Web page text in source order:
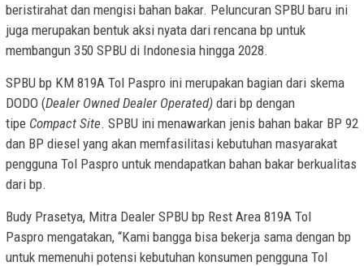
beristirahat dan mengisi bahan bakar. Peluncuran SPBU baru ini
juga merupakan bentuk aksi nyata dari rencana bp untuk
membangun 350 SPBU di Indonesia hingga 2028.
SPBU bp KM 819A Tol Paspro ini merupakan bagian dari skema
DODO (Dealer Owned Dealer Operated) dari bp dengan
tipe Compact Site. SPBU ini menawarkan jenis bahan bakar BP 92
dan BP diesel yang akan memfasilitasi kebutuhan masyarakat
pengguna Tol Paspro untuk mendapatkan bahan bakar berkualitas
dari bp.
Budy Prasetya, Mitra Dealer SPBU bp Rest Area 819A Tol
Paspro mengatakan, “Kami bangga bisa bekerja sama dengan bp
untuk memenuhi potensi kebutuhan konsumen pengguna Tol